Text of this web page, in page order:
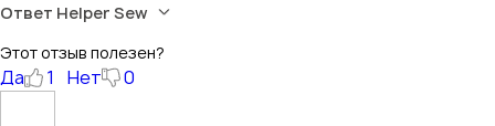
Ответ Helper Sew
Этот отзыв полезен?
Да 1 Нет 0